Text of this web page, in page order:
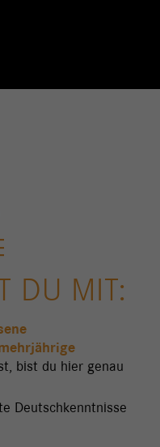
DU MIT:
bist du hier genau
Deutschkenntnisse